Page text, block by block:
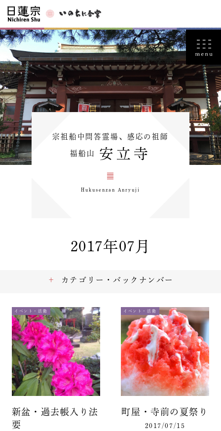
宗祖船中問答霊場、感応の祖師
福船山 安立寺
Hukusenzan Anryuji
2017年07月
イベント・活動
新盆・過去帳入り法
要
イベント・活動
町屋・寺前の夏祭り
2017/07/15
カテゴリー・バックナンバー